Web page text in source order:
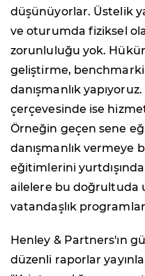
düşünüyorlar. Üstelik
ve oturumda fiziksel
zorunluluğu yok.
geliştirme,
danışmanlık
çerçevesinde ise
Örneğin geçen sene
danışmanlık vermeye
eğitimlerini
ailelere bu doğrultuda
vatandaşlık
Henley & Partners'ın
düzenli raporlar